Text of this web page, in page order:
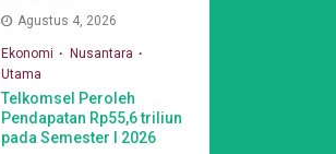
Agustus 4, 2026
Ekonomi
Nusantara
Utama
Telkomsel Peroleh
Pendapatan Rp55,6 triliun
pada Semester I 2026